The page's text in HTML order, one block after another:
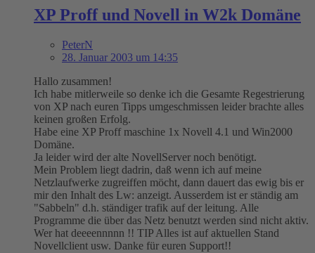
XP Proff und Novell in W2k Domäne
PeterN
28. Januar 2003 um 14:35
Hallo zusammen!
Ich habe mitlerweile so denke ich die Gesamte Regestrierung
von XP nach euren Tipps umgeschmissen leider brachte alles
keinen großen Erfolg.
Habe eine XP Proff maschine 1x Novell 4.1 und Win2000
Domäne.
Ja leider wird der alte NovellServer noch benötigt.
Mein Problem liegt dadrin, daß wenn ich auf meine
Netzlaufwerke zugreiffen möcht, dann dauert das ewig bis er
mir den Inhalt des Lw: anzeigt. Ausserdem ist er ständig am
"Sabbeln" d.h. ständiger trafik auf der leitung. Alle
Programme die über das Netz benutzt werden sind nicht aktiv.
Wer hat deeeennnnn !! TIP Alles ist auf aktuellen Stand
Novellclient usw. Danke für euren Support!!